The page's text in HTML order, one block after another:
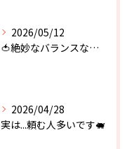
2026/05/12
🍅絶妙なバランスなのに最高な一品🥗
2026/04/28
実は...頼む人多いです🐖